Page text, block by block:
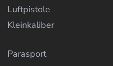
Luftpistole
Kleinkaliber
Parasport